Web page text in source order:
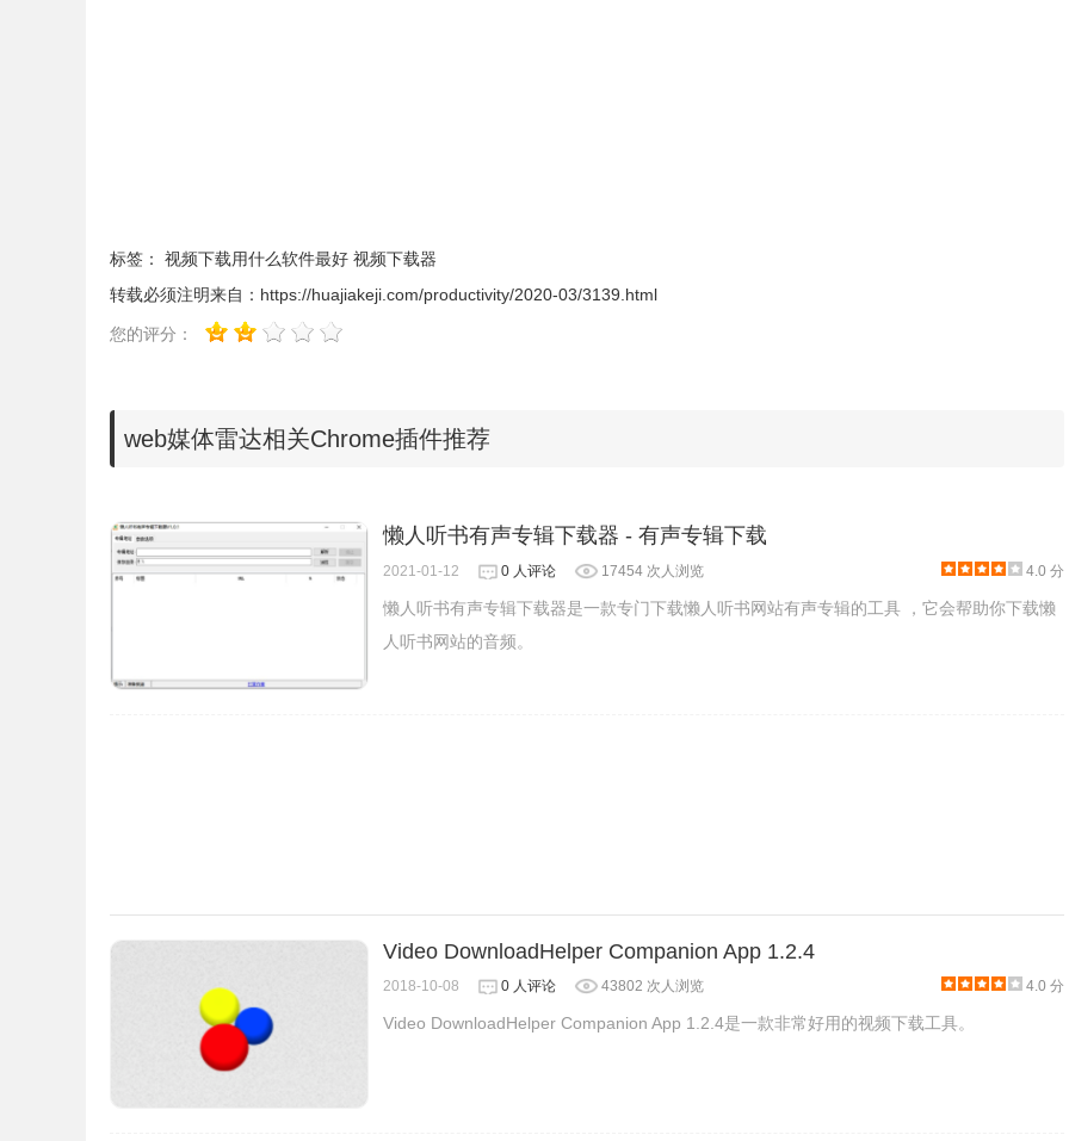
4.在线播放歌曲时，能发现雷达图标上就会显示红底的白色数字，这就是检测到媒体资源了。
6.对于视频页面，也是可以用同样的方法下载。
标签： 视频下载用什么软件最好 视频下载器
转载必须注明来自： https://huajiakeji.com/productivity/2020-03/3139.html
您的评分：
web媒体雷达相关Chrome插件推荐
懒人听书有声专辑下载器 - 有声专辑下载
2021-01-12 0 人评论 17454 次人浏览 4.0 分
懒人听书有声专辑下载器是一款专门下载懒人听书网站有声专辑的工具 ，它会帮助你下载懒
人听书网站的音频。
Video DownloadHelper Companion App 1.2.4
2018-10-08 0 人评论 43802 次人浏览 4.0 分
Video DownloadHelper Companion App 1.2.4是一款非常好用的视频下载工具。